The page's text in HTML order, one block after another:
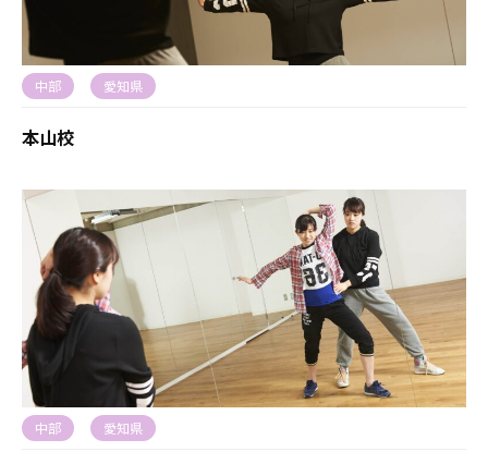
中部 愛知県
本山校
中部 愛知県